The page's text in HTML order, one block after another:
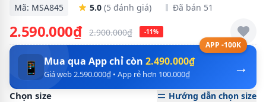
Mã: MSA845 5.0 (5 đánh giá) Đã bán 51
2.590.000₫ 2.900.000₫ -11%
APP -100K
→
📱 Mua qua App chỉ còn 2.490.000₫
Giá web 2.590.000₫ • App rẻ hơn 100.000₫
Chọn size Hướng dẫn chọn size